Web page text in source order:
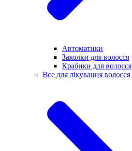
Автоматики
Заколки для волосся
Крабики для волосся
Все для лікування волосся